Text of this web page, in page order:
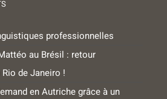
professionnelles
au Brésil : retour
Rio de Janeiro !
en Autriche grâce à un